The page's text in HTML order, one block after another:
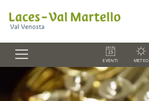
EVENTI METEO